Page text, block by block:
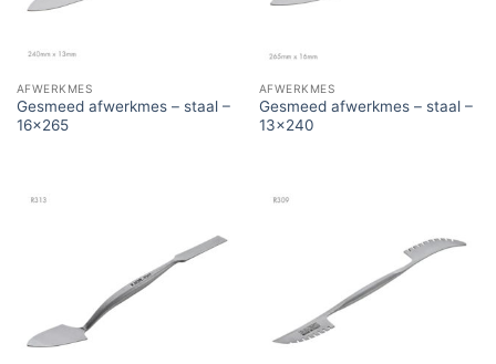
AFWERKMES
Gesmeed afwerkmes – staal –
16×265
AFWERKMES
Gesmeed afwerkmes – staal –
13×240